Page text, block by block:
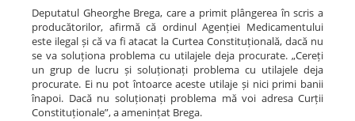
Deputatul Gheorghe Brega, care a primit plângerea în scris a
producătorilor, afirmă că ordinul Agenției Medicamentului
este ilegal și că va fi atacat la Curtea Constituțională, dacă nu
se va soluționa problema cu utilajele deja procurate. „Cereți
un grup de lucru și soluționați problema cu utilajele deja
procurate. Ei nu pot întoarce aceste utilaje și nici primi banii
înapoi. Dacă nu soluționați problema mă voi adresa Curții
Constituționale”, a amenințat Brega.